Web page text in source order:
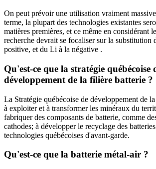
On peut prévoir une utilisation vraiment
terme, la plupart des technologies existantes
matières premières, et ce même en considérant
recherche devrait se focaliser sur la substitution
positive, et du Li à la négative .
Qu'est-ce que la stratégie québécoise
développement de la filière batterie ?
La Stratégie québécoise de développement de
à exploiter et à transformer les minéraux du
fabriquer des composants de batterie, comme
cathodes; à développer le recyclage des
technologies québécoises d'avant-garde.
Qu'est-ce que la batterie métal-air ?